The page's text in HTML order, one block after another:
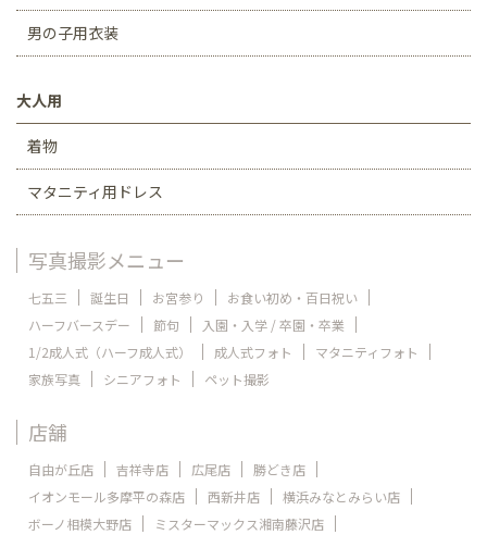
男の子用衣装
大人用
着物
マタニティ用ドレス
写真撮影メニュー
七五三 誕生日 お宮参り
お食い初め・百日祝い
ハーフバースデー
節句
入園・入学 / 卒園・卒業
1/2成人式（ハーフ成人式）
成人式フォト
マタニティフォト
家族写真
シニアフォト ペット撮影
店舗
自由が丘店 吉祥寺店 広尾店
勝どき店
イオンモール多摩平の森店
西新井店
横浜みなとみらい店
ボーノ相模大野店
ミスターマックス湘南藤沢店